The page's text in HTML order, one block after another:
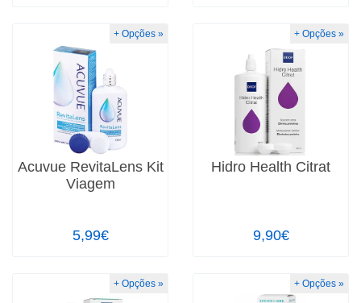
Acuvue RevitaLens Kit
Viagem
5,99€
+ Opções »
Hidro Health Citrat
9,90€
+ Opções »
+ Opções » + Opções »